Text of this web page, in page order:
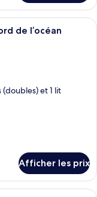
d’hôtel avec deux
de l’océan
et 1 lit
Afficher les prix
d’hôtel avec deux